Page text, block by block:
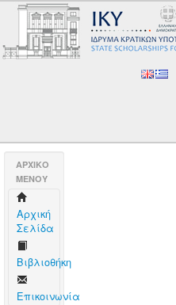
AΡΧΙΚΟ
ΜΕΝΟΥ
Aρχική
Σελίδα
Βιβλιοθήκη
Επικοινωνία